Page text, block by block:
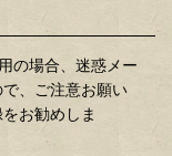
の場合、迷惑メー
、ご注意お願い
お勧めしま